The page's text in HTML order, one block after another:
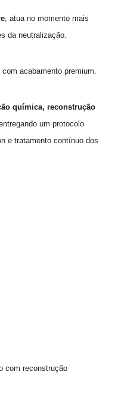
, atua no momento mais
da neutralização.
acabamento premium.
química, reconstrução
um protocolo
e tratamento contínuo dos
com reconstrução